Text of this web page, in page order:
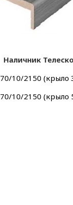
Наличник
70/10/2150 (крыло
70/10/2150 (крыло